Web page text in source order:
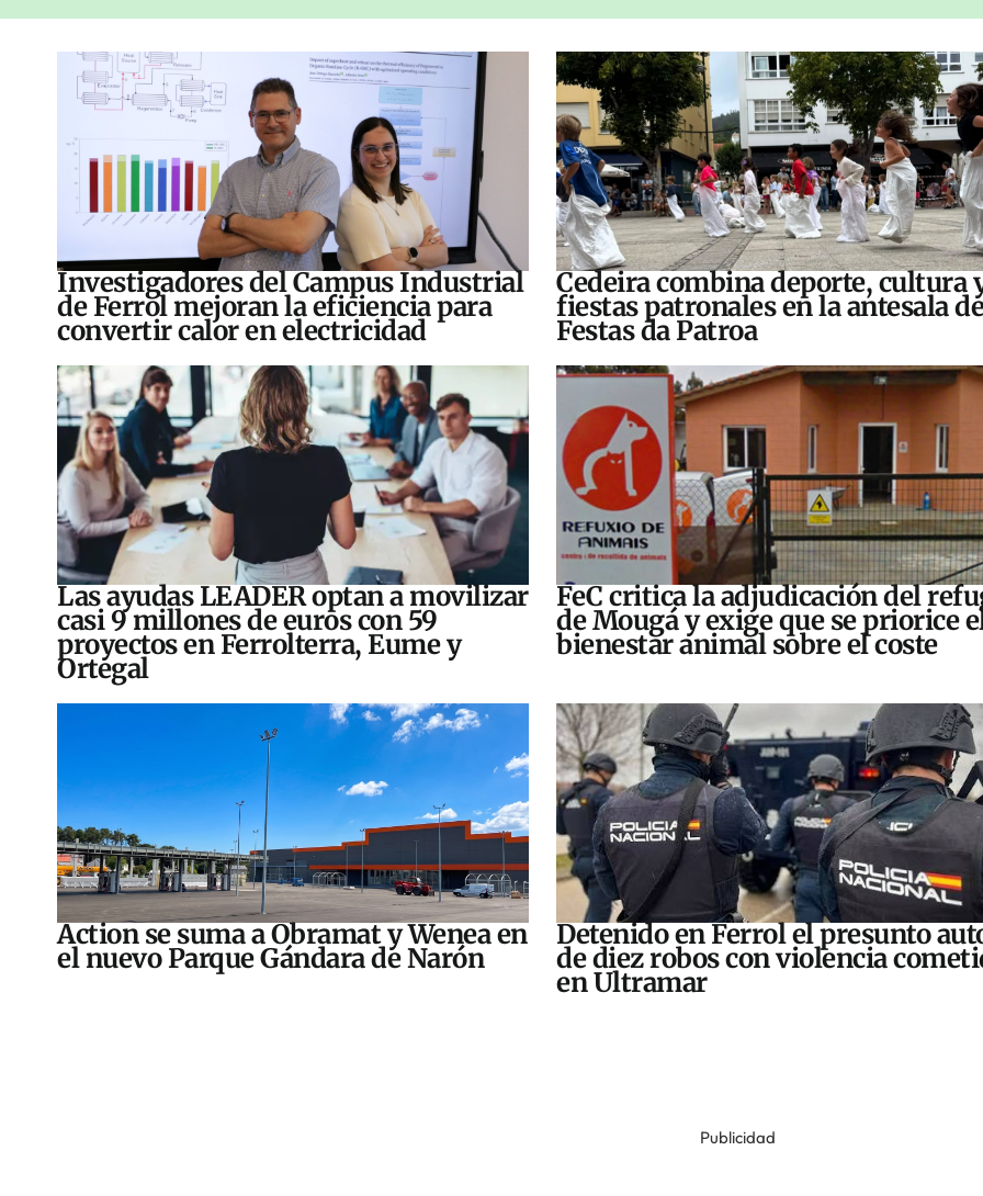
Investigadores del Campus Industrial
de Ferrol mejoran la eficiencia para
convertir calor en electricidad
Cedeira combina deporte, cultura
fiestas patronales en la antesala
Festas da Patroa
Las ayudas LEADER optan a movilizar
casi 9 millones de euros con 59
proyectos en Ferrolterra, Eume y
Ortegal
FeC critica la adjudicación del
de Mougá y exige que se priorice
bienestar animal sobre el coste
Action se suma a Obramat y Wenea en
el nuevo Parque Gándara de Narón
Detenido en Ferrol el presunto
de diez robos con violencia
en Ultramar
Publicidad